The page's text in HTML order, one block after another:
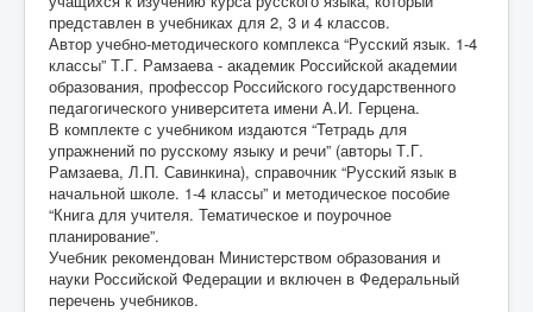
представлен в учебниках для 2, 3 и 4 классов.
Автор учебно-методического комплекса “Русский язык. 1-4
классы” Т.Г. Рамзаева - академик Российской академии
образования, профессор Российского государственного
педагогического университета имени А.И. Герцена.
В комплекте с учебником издаются “Тетрадь для
упражнений по русскому языку и речи” (авторы Т.Г.
Рамзаева, Л.П. Савинкина), справочник “Русский язык в
начальной школе. 1-4 классы” и методическое пособие
“Книга для учителя. Тематическое и поурочное
планирование”.
Учебник рекомендован Министерством образования и
науки Российской Федерации и включен в Федеральный
перечень учебников.